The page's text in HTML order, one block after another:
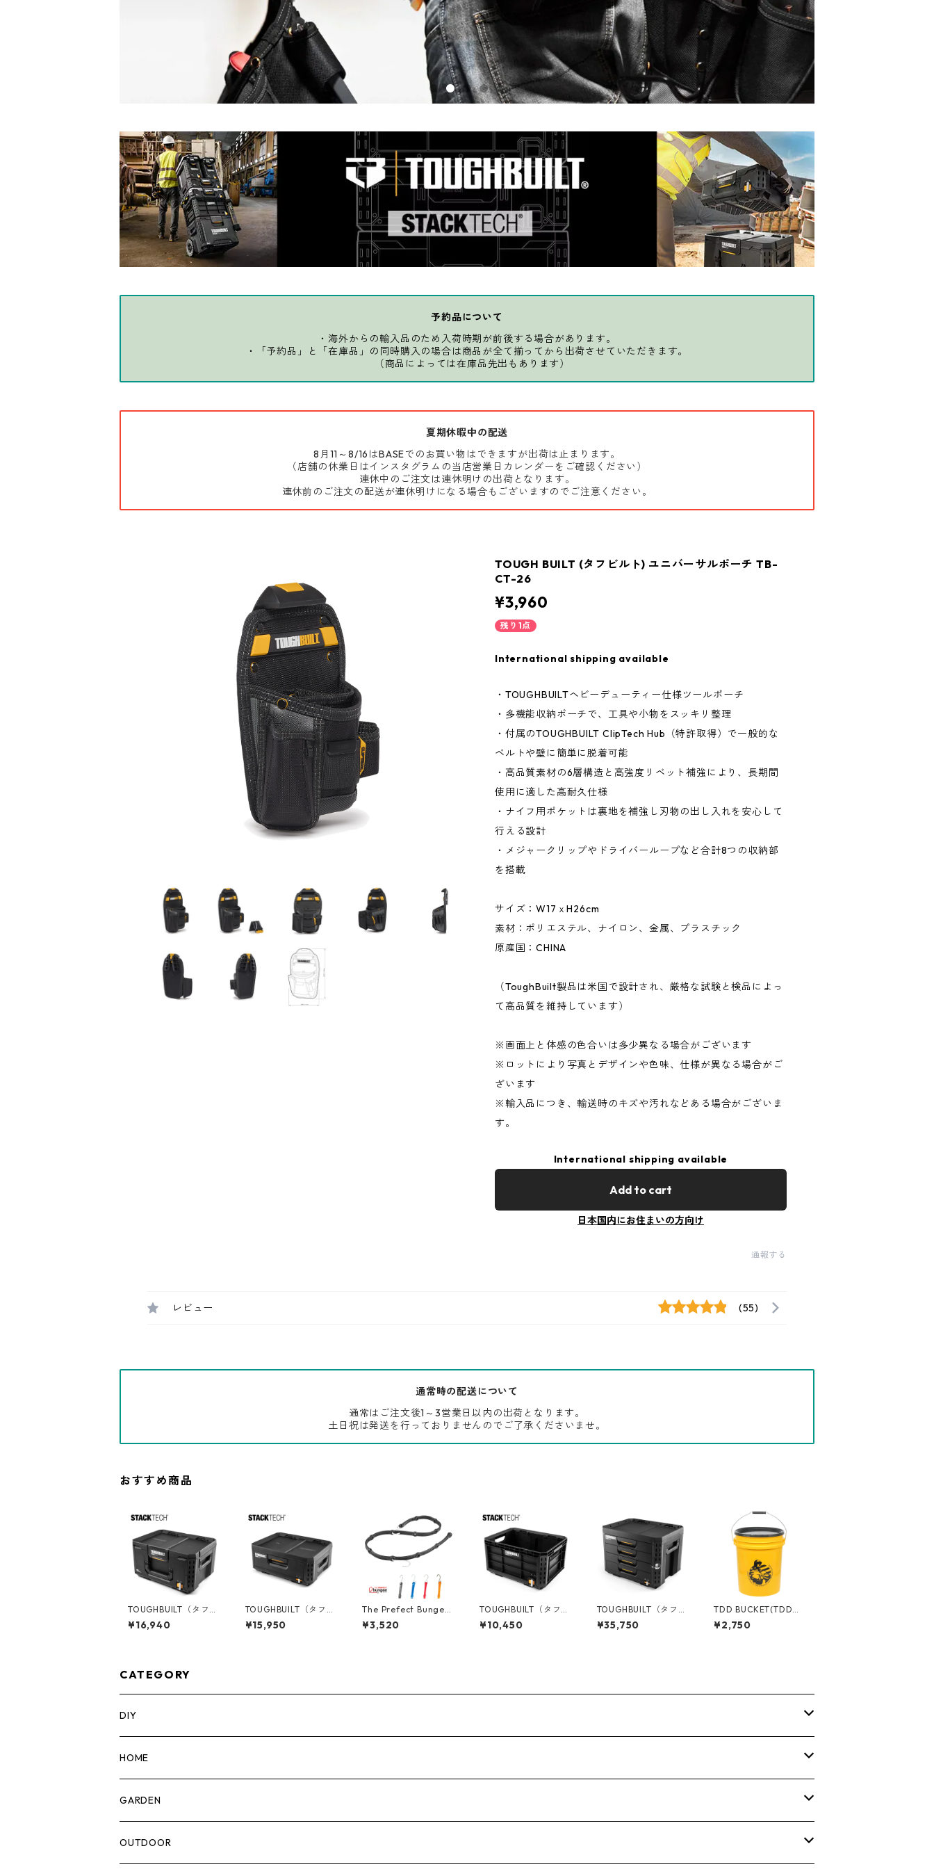
予約品について
・海外からの輸入品のため入荷時期が前後する場合があります。
・「予約品」と「在庫品」の同時購入の場合は商品が全て揃ってから出荷させていただきます。
（商品によっては在庫品先出もあります）
夏期休暇中の配送
8月11～8/16はBASEでのお買い物はできますが出荷は止まります。
（店舗の休業日はインスタグラムの当店営業日カレンダーをご確認ください）
連休中のご注文は連休明けの出荷となります。
連休前のご注文の配送が連休明けになる場合もございますのでご注意ください。
TOUGH BUILT (タフビルト) ユニバーサルポーチ TB-
CT-26
¥3,960
残り1点
International shipping available
・TOUGHBUILTヘビーデューティー仕様ツールポーチ
・多機能収納ポーチで、工具や小物をスッキリ整理
・付属のTOUGHBUILT ClipTech Hub（特許取得）で一般的な
ベルトや壁に簡単に脱着可能
・高品質素材の6層構造と高強度リベット補強により、長期間
使用に適した高耐久仕様
・ナイフ用ポケットは裏地を補強し刃物の出し入れを安心して
行える設計
・メジャークリップやドライバーループなど合計8つの収納部
を搭載
サイズ：W17ｘH26cm
素材：ポリエステル、ナイロン、金属、プラスチック
原産国：CHINA
（ToughBuilt製品は米国で設計され、厳格な試験と検品によっ
て高品質を維持しています）
※画面上と体感の色合いは多少異なる場合がございます
※ロットにより写真とデザインや色味、仕様が異なる場合がご
ざいます
※輸入品につき、輸送時のキズや汚れなどある場合がございま
す。
International shipping available
Add to cart
日本国内にお住まいの方向け
通報する
レビュー (55)
通常時の配送について
通常はご注文後1～3営業日以内の出荷となります。
土日祝は発送を行っておりませんのでご了承くださいませ。
おすすめ商品
TOUGHBUILT（タフビ
ルト）STACK TECH(ス
タックテック) ツール
¥16,940
TOUGHBUILT（タフビ
ルト）STACK TECH(ス
タックテック) １ドロ
¥15,950
The Prefect Bungee
(パーフェクトバンジ
ー) アジャスタブル バ
¥3,520
TOUGHBUILT（タフビ
ルト）STACK TECH(ス
タックテック) クレー
¥10,450
TOUGHBUILT（タフビ
ルト）STACK TECH(ス
タックテック) 4ドロワ
¥35,750
TDD BUCKET(TDDバ
ケット) 5ガロンバケツ
[コントラクター] フタ
¥2,750
CATEGORY
DIY
マーカー
計測機器
腰袋・ツールホルスター
HOME
5ガロンバケツ
キッチン
GARDEN
剪定ばさみ
OUTDOOR